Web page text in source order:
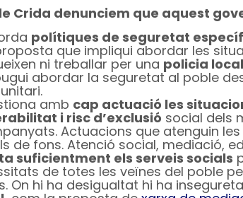
Crida denunciem que aquest
polítiques de seguretat
que impliqui abordar les
ni treballar per una policia
abordar la seguretat al poble
amb cap actuació les
i risc d’exclusió social dels
Actuacions que atenguin
de fons. Atenció social, mediació,
suficientment els serveis socials
de totes les veïnes del poble
On hi ha desigualtat hi ha